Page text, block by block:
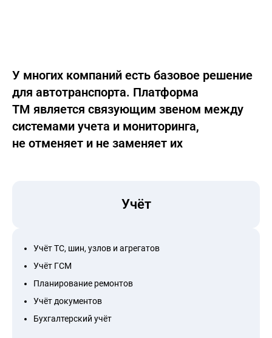
У многих компаний есть базовое решение
для автотранспорта. Платформа
ТМ является связующим звеном между
системами учета и мониторинга,
не отменяет и не заменяет их
Учёт
Учёт ТС, шин, узлов и агрегатов
Учёт ГСМ
Планирование ремонтов
Учёт документов
Бухгалтерский учёт